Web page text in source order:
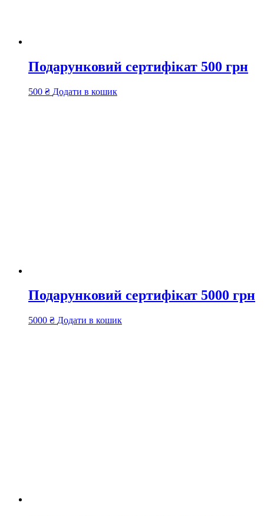
Подарунковий сертифікат 500 грн
500 ₴ Додати в кошик
Подарунковий сертифікат 5000 грн
5000 ₴ Додати в кошик